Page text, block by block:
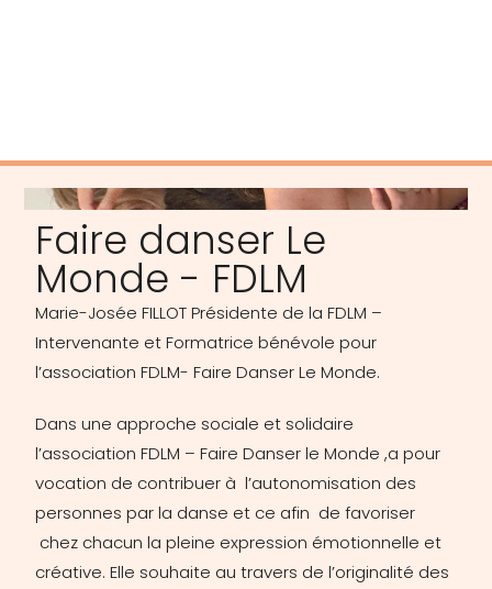
Faire danser Le
Monde - FDLM
Marie-Josée FILLOT Présidente de la FDLM –
Intervenante et Formatrice bénévole pour
l’association FDLM- Faire Danser Le Monde.
Dans une approche sociale et solidaire
l’association FDLM – Faire Danser le Monde ,a pour
vocation de contribuer à l’autonomisation des
personnes par la danse et ce afin de favoriser
chez chacun la pleine expression émotionnelle et
créative. Elle souhaite au travers de l’originalité des